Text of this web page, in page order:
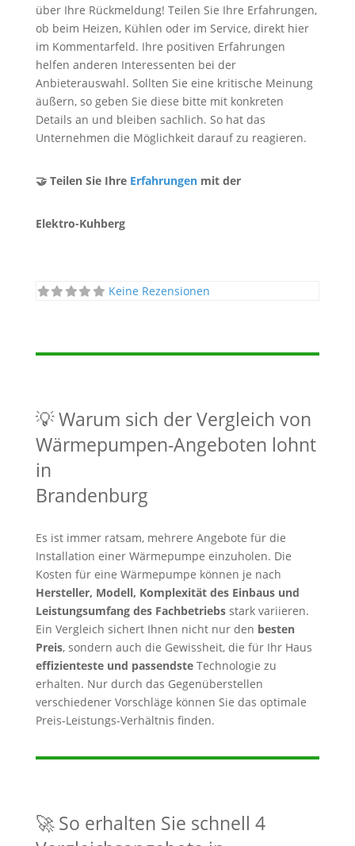
über Ihre Rückmeldung! Teilen Sie Ihre Erfahrungen,
ob beim Heizen, Kühlen oder im Service, direkt hier
im Kommentarfeld. Ihre positiven Erfahrungen
helfen anderen Interessenten bei der
Anbieterauswahl. Sollten Sie eine kritische Meinung
äußern, so geben Sie diese bitte mit konkreten
Details an und bleiben sachlich. So hat das
Unternehmen die Möglichkeit darauf zu reagieren.
🤝 Teilen Sie Ihre Erfahrungenmit der
Elektro-Kuhberg
Keine Rezensionen
💡 Warum sich der Vergleich von
Wärmepumpen-Angeboten lohnt
in
Brandenburg
Es ist immer ratsam, mehrere Angebote für die
Installation einer Wärmepumpe einzuholen. Die
Kosten für eine Wärmepumpe können je nach
Hersteller, Modell, Komplexität des Einbaus und
Leistungsumfang des Fachbetriebsstark variieren.
Ein Vergleich sichert Ihnen nicht nur den besten
Preis, sondern auch die Gewissheit, die für Ihr Haus
effizienteste und passendsteTechnologie zu
erhalten. Nur durch das Gegenüberstellen
verschiedener Vorschläge können Sie das optimale
Preis-Leistungs-Verhältnis finden.
🚀 So erhalten Sie schnell 4